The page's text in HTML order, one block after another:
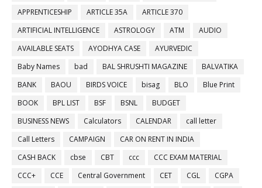
APPRENTICESHIP
ARTICLE 35A
ARTICLE 370
ARTIFICIAL INTELLIGENCE
ASTROLOGY ATM
AUDIO
AVAILABLE SEATS
AYODHYA CASE
AYURVEDIC
Baby Names
bad BAL SHRUSHTI MAGAZINE
BALVATIKA
BANK
BAOU BIRDS VOICE bisag BLO
Blue Print
BOOK
BPL LIST BSF BSNL
BUDGET
BUSINESS NEWS
Calculators CALENDAR
call letter
Call Letters
CAMPAIGN
CAR ON RENT IN INDIA
CASH BACK
cbse CBT ccc
CCC EXAM MATERIAL
CCC+
CCE Central Government CET CGL
CGPA